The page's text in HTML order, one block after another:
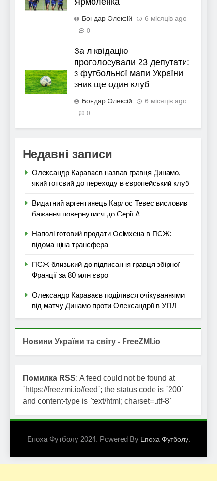
Ярмоленка
Бондар Олексій 6 місяців ago
0
За ліквідацію
проголосували 23 депутати:
з футбольної мапи України
зник ще один клуб
Бондар Олексій 6 місяців ago
0
Недавні записи
Олександр Караваєв назвав гравця Динамо,
який готовий до переходу в європейський клуб
Видатний аргентинець Карлос Тевес висловив
бажання повернутися до Серії А
Наполі готовий продати Осімхена в ПСЖ:
відома ціна трансфера
ПСЖ близький до підписання гравця збірної
Франції за 80 млн євро
Олександр Караваєв поділився очікуваннями
від матчу Динамо проти Олександрії в УПЛ
Новини України та світу - FreeZMI.io
Помилка RSS: A feed could not be found at
`https://freezmi.io/feed`; the status code is `200`
and content-type is `text/html; charset=utf-8`
Епоха Футболу 2024. Powered By Епоха Футболу.